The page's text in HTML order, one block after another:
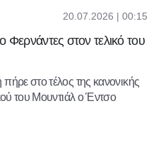
20.07.2026 | 00:15
στον τελικό του
στο τέλος της κανονικής
του Μουντιάλ ο Έντσο